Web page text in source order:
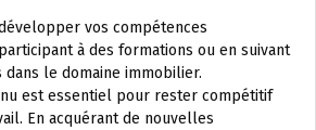
vos compétences
à des formations ou en suivant
le domaine immobilier.
est essentiel pour rester compétitif
En acquérant de nouvelles